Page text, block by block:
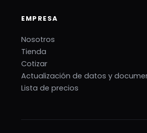
EMPRESA
Nosotros
Tienda
Cotizar
Actualización de datos y
Lista de precios